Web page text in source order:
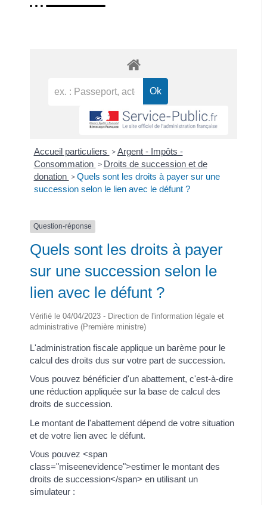
Accueil particuliers > Argent - Impôts -
Consommation > Droits de succession et de
donation > Quels sont les droits à payer sur une
succession selon le lien avec le défunt ?
Question-réponse
Quels sont les droits à payer
sur une succession selon le
lien avec le défunt ?
Vérifié le 04/04/2023 - Direction de l'information légale et
administrative (Première ministre)
L'administration fiscale applique un barème pour le
calcul des droits dus sur votre part de succession.
Vous pouvez bénéficier d'un abattement, c'est-à-dire
une réduction appliquée sur la base de calcul des
droits de succession.
Le montant de l'abattement dépend de votre situation
et de votre lien avec le défunt.
Vous pouvez <span
class="miseenevidence">estimer le montant des
droits de succession</span> en utilisant un
simulateur :